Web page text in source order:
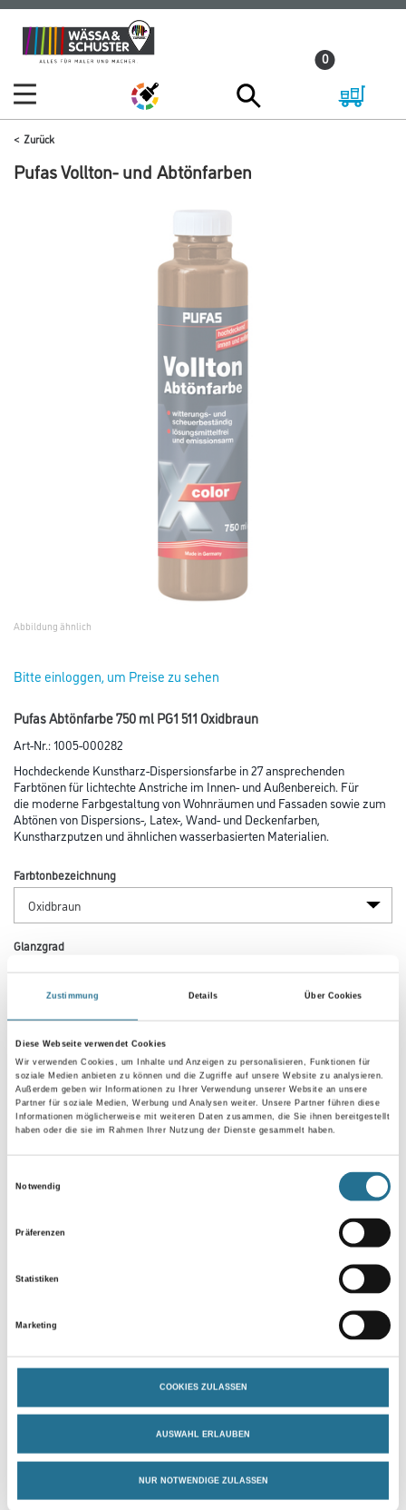
Zustimmung Details Über Cookies
Diese Webseite verwendet Cookies
Wir verwenden Cookies, um Inhalte und Anzeigen zu personalisieren, Funktionen für
soziale Medien anbieten zu können und die Zugriffe auf unsere Website zu analysieren.
Außerdem geben wir Informationen zu Ihrer Verwendung unserer Website an unsere
Partner für soziale Medien, Werbung und Analysen weiter. Unsere Partner führen diese
Informationen möglicherweise mit weiteren Daten zusammen, die Sie ihnen bereitgestellt
haben oder die sie im Rahmen Ihrer Nutzung der Dienste gesammelt haben.
Notwendig
Präferenzen
Statistiken
Marketing
COOKIES ZULASSEN
AUSWAHL ERLAUBEN
NUR NOTWENDIGE ZULASSEN
Zum
Inhalt
Zum
Navigationsmenü
0
Zurück
Pufas Vollton- und Abtönfarben
Abbildung ähnlich
Bitte einloggen, um Preise zu sehen
Pufas Abtönfarbe 750 ml PG1 511 Oxidbraun
Art-Nr.:1005-000282
Hochdeckende Kunstharz-Dispersionsfarbe in 27 ansprechenden
Farbtönen für lichtechte Anstriche im Innen- und Außenbereich. Für
die moderne Farbgestaltung von Wohnräumen und Fassaden sowie zum
Abtönen von Dispersions-, Latex-, Wand- und Deckenfarben,
Kunstharzputzen und ähnlichen wasserbasierten Materialien.
Farbtonbezeichnung
Glanzgrad
Gebinde
Umrechnungsfaktoren
PRODUKTEIGENSCHAFTEN
- Für hochdeckende Anstriche sowie zum Abtönen von
Dispersionsfarben und anderen wasserbasierten Materialien
- Hohe Farbkraft
- Lichtecht und UV-stabil
- Airless spritzbar